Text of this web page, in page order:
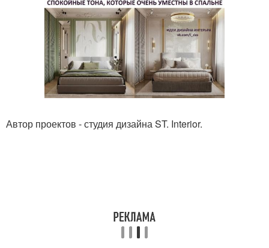
Автор проектов - студия дизайна ST. Interior.